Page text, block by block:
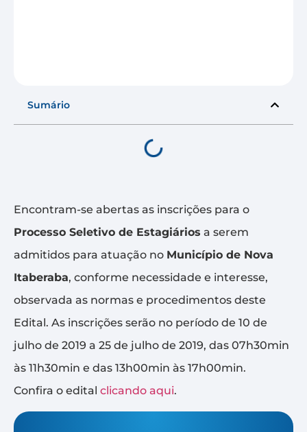
Sumário
Encontram-se abertas as inscrições para o
Processo Seletivo de Estagiários a serem
admitidos para atuação no Município de Nova
Itaberaba, conforme necessidade e interesse,
observada as normas e procedimentos deste
Edital. As inscrições serão no período de 10 de
julho de 2019 a 25 de julho de 2019, das 07h30min
às 11h30min e das 13h00min às 17h00min.
Confira o edital clicando aqui.